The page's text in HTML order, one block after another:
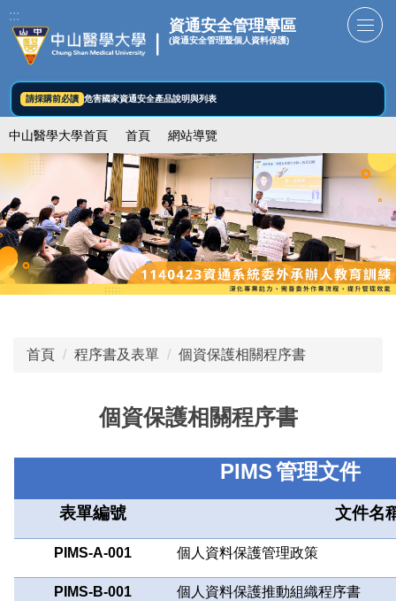
跳
到
內
容
區
:::
資通安全管理專區
(資通安全管理暨個人資料保護)
請採購前必讀 危害國家資通安全產品說明與列表
中山醫學大學首頁 首頁 網站導覽
首頁 程序書及表單 個資保護相關程序書
個資保護相關程序書
PIMS管理文件
表單編號 文件名
PIMS-A-001 個人資料保護管理政策
PIMS-B-001 個人資料保護推動組織程序書